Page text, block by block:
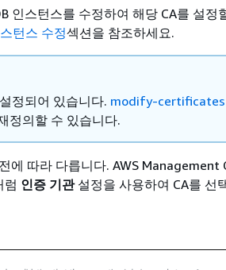
인스턴스를 수정하여 해당 CA를 설정
턴스 수정섹션을 참조하세요.
정되어 있습니다. modify-certificates
정의할 수 있습니다.
에 따라 다릅니다. AWS Management
럼 인증 기관설정을 사용하여 CA를 선